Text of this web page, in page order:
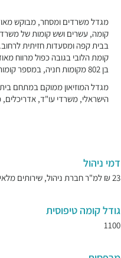
בבית קפה ומסעדות חזיתית לרחוב.
קומת הלובי בגובה כפול מרווח
בן 802 מקומות חניה, במספר קומות תת קרקעיות.
מגדל המוזיאון ממוקם במתחם
הישראלי, משרדי עו"ד, אדריכלים,
דמי ניהול
23 ₪ למ"ר חברת ניהול, שירותים מלאים.
גודל קומה טיפוסית
1100